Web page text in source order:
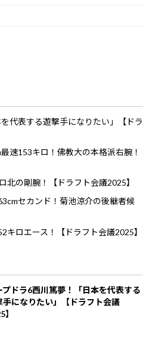
代表する遊撃手になりたい」【ドラ
速153キロ！佛教大の本格派右腕！
北の剛腕！【ドラフト会議2025】
セカンド！菊池涼介の後継者候
キロエース！【ドラフト会議2025】
プドラ6西川篤夢！「日本を代表する
手になりたい」【ドラフト会議
】